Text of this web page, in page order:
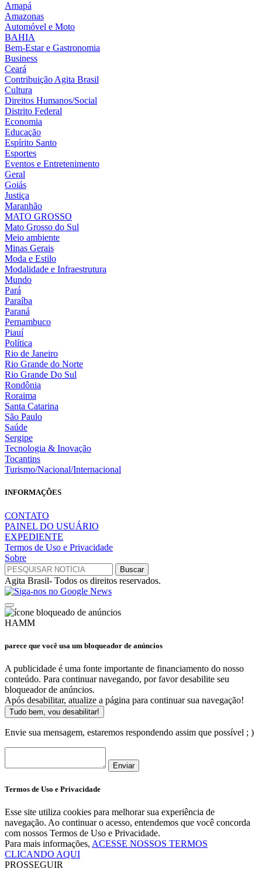
Amapá
Amazonas
Automóvel e Moto
BAHIA
Bem-Estar e Gastronomia
Business
Ceará
Contribuição Agita Brasil
Cultura
Direitos Humanos/Social
Distrito Federal
Economia
Educação
Espírito Santo
Esportes
Eventos e Entretenimento
Geral
Goiás
Justiça
Maranhão
MATO GROSSO
Mato Grosso do Sul
Meio ambiente
Minas Gerais
Moda e Estilo
Modalidade e Infraestrutura
Mundo
Pará
Paraíba
Paraná
Pernambuco
Piauí
Política
Rio de Janeiro
Rio Grande do Norte
Rio Grande Do Sul
Rondônia
Roraima
Santa Catarina
São Paulo
Saúde
Sergipe
Tecnologia & Inovação
Tocantins
Turismo/Nacional/Internacional
INFORMAÇÕES
CONTATO
PAINEL DO USUÁRIO
EXPEDIENTE
Termos de Uso e Privacidade
Sobre
Agita Brasil- Todos os direitos reservados.
HAMM
parece que você usa um bloqueador de anúncios
A publicidade é uma fonte importante de financiamento do nosso
conteúdo. Para continuar navegando, por favor desabilite seu
bloqueador de anúncios.
Após desabilitar, atualize a página para continuar sua navegação!
Tudo bem, vou desabilitar!
Envie sua mensagem, estaremos respondendo assim que possível ; )
Enviar
Termos de Uso e Privacidade
Esse site utiliza cookies para melhorar sua experiência de
navegação. Ao continuar o acesso, entendemos que você concorda
com nossos Termos de Uso e Privacidade.
Para mais informações, ACESSE NOSSOS TERMOS
CLICANDO AQUI
PROSSEGUIR